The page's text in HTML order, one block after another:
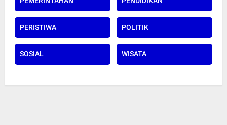
PERISTIWA POLITIK
SOSIAL WISATA